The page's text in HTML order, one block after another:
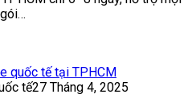
tế27 Tháng 4, 2025